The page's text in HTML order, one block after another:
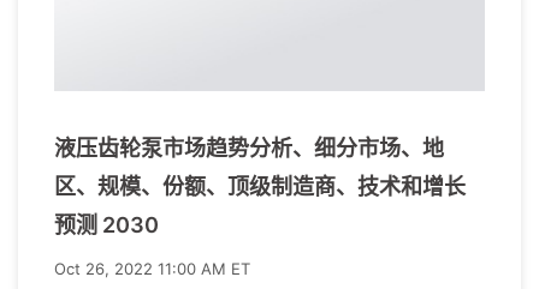
液压齿轮泵市场趋势分析、细分市场、地
区、规模、份额、顶级制造商、技术和增长
预测 2030
Oct 26, 2022 11:00 AM ET